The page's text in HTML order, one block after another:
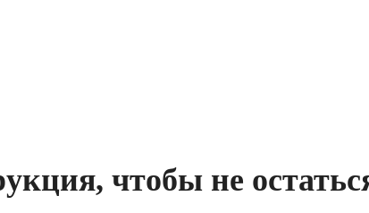
чтобы не